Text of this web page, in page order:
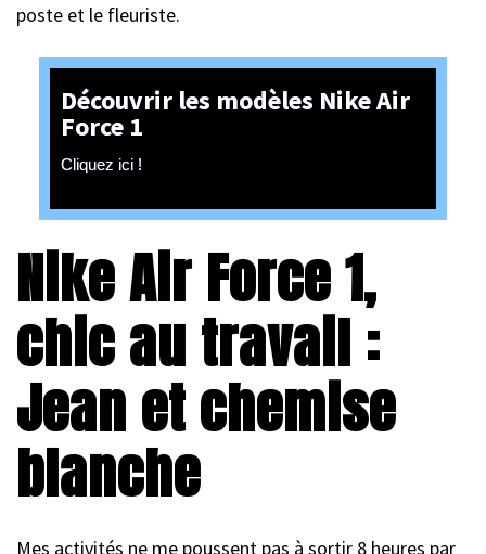
poste et le fleuriste.
Découvrir les modèles Nike Air
Force 1
Cliquez ici !
Nike Air Force 1,
chic au travail :
Jean et chemise
blanche
Mes activités ne me poussent pas à sortir 8 heures par